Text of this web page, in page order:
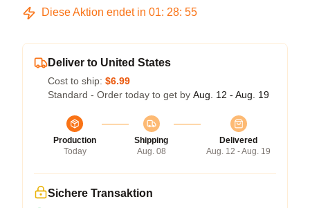
Diese Aktion endet in 01: 28: 54
Deliver to United States
Cost to ship: $6.99
Standard - Order today to get by Aug. 12 - Aug. 19
Production
Today
Shipping
Aug. 08
Delivered
Aug. 12 - Aug. 19
Sichere Transaktion